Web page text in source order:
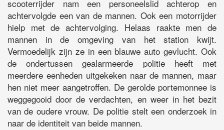
scooterrijder nam een personeelslid achterop en
achtervolgde een van de mannen. Ook een motorrijder
hielp met de achtervolging. Helaas raakte men de
mannen in de omgeving van het station kwijt.
Vermoedelijk zijn ze in een blauwe auto gevlucht. Ook
de ondertussen gealarmeerde politie heeft met
meerdere eenheden uitgekeken naar de mannen, maar
hen niet meer aangetroffen. De gerolde portemonnee is
weggegooid door de verdachten, en weer in het bezit
van de oudere vrouw. De politie stelt een onderzoek in
naar de identiteit van beide mannen.